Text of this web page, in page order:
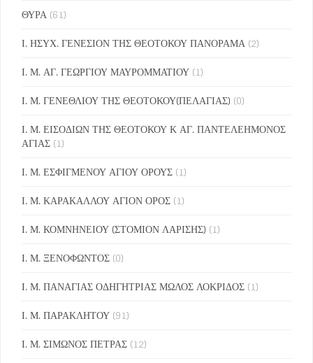
ΘΥΡΑ (61)
Ι. ΗΣΥΧ. ΓΕΝΕΣΙΟΝ ΤΗΣ ΘΕΟΤΟΚΟΥ ΠΑΝΟΡΑΜΑ (2)
Ι. Μ. ΑΓ. ΓΕΩΡΓΙΟΥ ΜΑΥΡΟΜΜΑΤΙΟΥ (1)
Ι. Μ. ΓΕΝΕΘΛΙΟΥ ΤΗΣ ΘΕΟΤΟΚΟΥ(ΠΕΛΑΓΙΑΣ) (0)
Ι. Μ. ΕΙΣΟΔΙΩΝ ΤΗΣ ΘΕΟΤΟΚΟΥ Κ ΑΓ. ΠΑΝΤΕΛΕΗΜΟΝΟΣ
ΑΓΙΑΣ (1)
Ι. Μ. ΕΣΦΙΓΜΕΝΟΥ ΑΓΙΟΥ ΟΡΟΥΣ (1)
Ι. Μ. ΚΑΡΑΚΑΛΛΟΥ ΑΓΙΟΝ ΟΡΟΣ (1)
Ι. Μ. ΚΟΜΝΗΝΕΙΟΥ (ΣΤΟΜΙΟΝ ΛΑΡΙΣΗΣ) (1)
Ι. Μ. ΞΕΝΟΦΩΝΤΟΣ (0)
Ι. Μ. ΠΑΝΑΓΙΑΣ ΟΔΗΓΗΤΡΙΑΣ ΜΩΛΟΣ ΛΟΚΡΙΔΟΣ (1)
Ι. Μ. ΠΑΡΑΚΛΗΤΟΥ (91)
Ι. Μ. ΣΙΜΩΝΟΣ ΠΕΤΡΑΣ (12)